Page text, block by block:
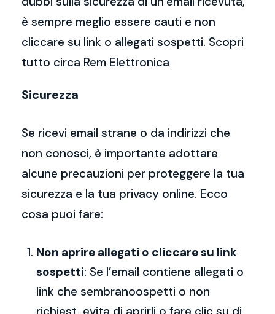
è sempre meglio essere cauti e non
cliccare su link o allegati sospetti. Scopri
tutto circa Rem Elettronica
Sicurezza
Se ricevi email strane o da indirizzi che
non conosci, è importante adottare
alcune precauzioni per proteggere la tua
sicurezza e la tua privacy online. Ecco
cosa puoi fare:
Non aprire allegati o cliccare su link
sospetti: Se l’email contiene allegati o
link che sembranoospetti o non